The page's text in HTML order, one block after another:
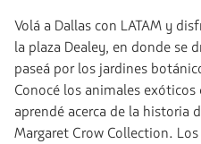
Volá a Dallas con LATAM y
la plaza Dealey, en donde se
paseá por los jardines
Conocé los animales
aprendé acerca de la historia
Margaret Crow Collection.